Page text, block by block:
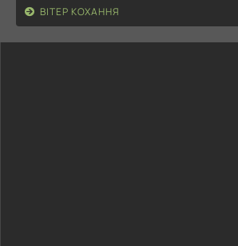
ВІТЕР КОХАННЯ